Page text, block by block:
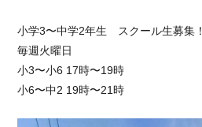
小学3〜中学2年生 スクール生募集！
毎週火曜日
小3〜小6 17時〜19時
小6〜中2 19時〜21時